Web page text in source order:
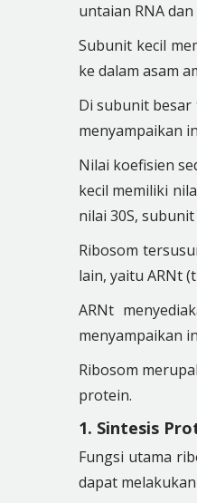
untaian RNA
Subunit kecil
ke dalam asam
Di subunit
menyampaikan
Nilai koefisien
kecil memiliki
nilai 30S,
Ribosom
lain, yaitu ARNt
ARNt
menyampaikan
Ribosom
protein.
1. Sintesis
Fungsi utama
dapat